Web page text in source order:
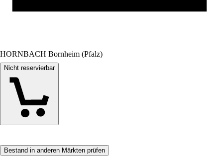
HORNBACH Bornheim (Pfalz)
Nicht reservierbar
Bestand in anderen Märkten prüfen